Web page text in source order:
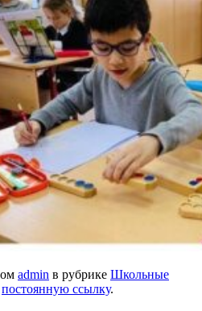
admin в рубрике Школьные
постоянную ссылку.